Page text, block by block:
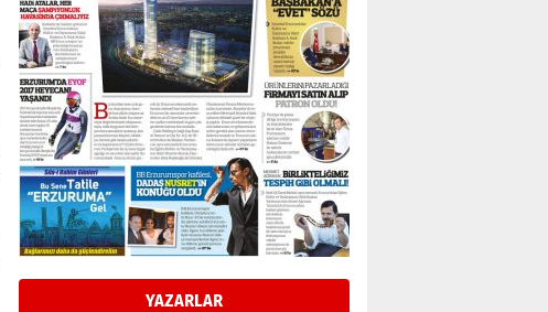
YAZARLAR
Kadir SABUNCUOĞLU
Erzurumspor’un köşe taşları
29 Haziran 2026 Pazartesi
Kenan GÜLERCİ
Murat Şahsuvaroğlu ERKON’da
çıtayı yukarı taşırken,
yönetimdekiler aşağı
çekmemeli!
17 Şubat 2026 SalıOrhan BOZKURT
Bir fotoğraf, bir şehir, bir
gazeteci… Dizginler kimin
elinde?